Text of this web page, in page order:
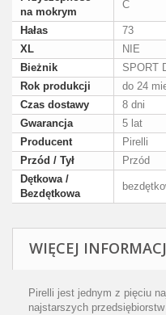
na mokrym
C
Hałas
73
XL
NIE
Bieżnik
SPORT
Rok produkcji
do 24
Czas dostawy
8 dni
Gwarancja
5 lat
Producent
Pirelli
Przód / Tył
Przód
Dętkowa /
Bezdętkowa
WIĘCEJ
Pirelli jest jednym z pięciu
najstarszych